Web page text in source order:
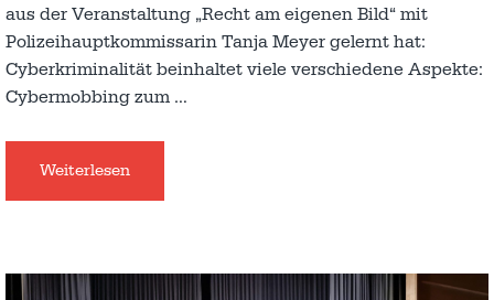
aus der Veranstaltung „Recht am eigenen Bild“ mit
Polizeihauptkommissarin Tanja Meyer gelernt hat:
Cyberkriminalität beinhaltet viele verschiedene Aspekte:
Cybermobbing zum …
Weiterlesen